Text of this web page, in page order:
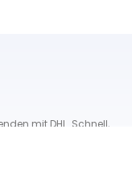
mit DHL. Schnell,